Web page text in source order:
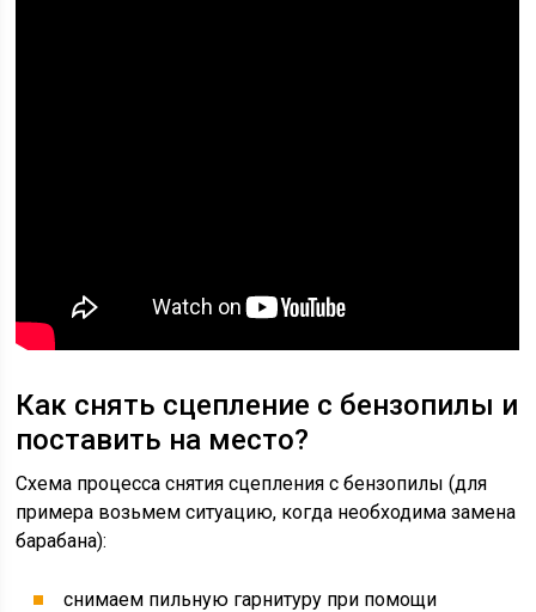
Как снять сцепление с бензопилы и
поставить на место?
Схема процесса снятия сцепления с бензопилы (для
примера возьмем ситуацию, когда необходима замена
барабана):
снимаем пильную гарнитуру при помощи